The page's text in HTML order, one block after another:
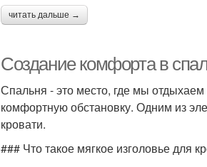
читать дальше →
Создание комфорта в
Спальня - это место, где мы
комфортную обстановку. Одним из
кровати.
### Что такое мягкое изголовье для